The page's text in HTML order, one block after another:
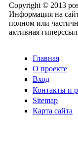
Copyright © 2013
Информация на
полном или
активная
Главная
О проекте
Вход
Контакты и
Sitemap
Карта сайта